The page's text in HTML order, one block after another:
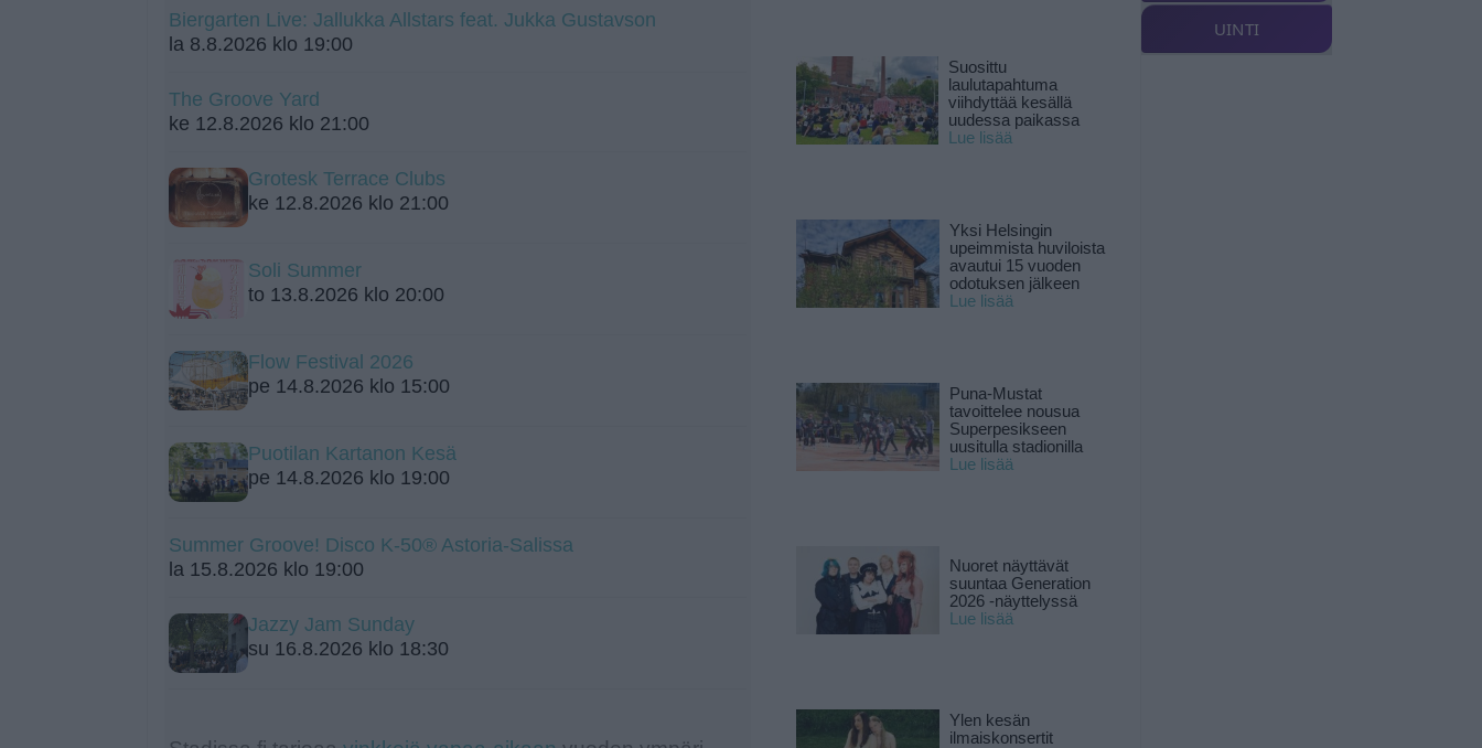
Biergarten Live: Jallukka Allstars feat. Jukka Gustavson
la 8.8.2026 klo 19:00
The Groove Yard
ke 12.8.2026 klo 21:00
Grotesk Terrace Clubs
ke 12.8.2026 klo 21:00
Soli Summer
to 13.8.2026 klo 20:00
Flow Festival 2026
pe 14.8.2026 klo 15:00
Puotilan Kartanon Kesä
pe 14.8.2026 klo 19:00
Summer Groove! Disco K-50® Astoria-Salissa
la 15.8.2026 klo 19:00
Jazzy Jam Sunday
su 16.8.2026 klo 18:30
Suosittu
laulutapahtuma
viihdyttää kesällä
uudessa paikassa
Lue lisää
Yksi Helsingin
upeimmista huviloista
avautui 15 vuoden
odotuksen jälkeen
Lue lisää
Puna-Mustat
tavoittelee nousua
Superpesikseen
uusitulla stadionilla
Lue lisää
Nuoret näyttävät
suuntaa Generation
2026 -näyttelyssä
Lue lisää
Ylen kesän
ilmaiskonsertit
UINTI